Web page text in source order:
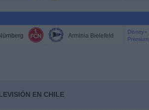
Arminia Bielefeld
Disney+
Premium
EN CHILE